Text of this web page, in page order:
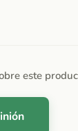
este